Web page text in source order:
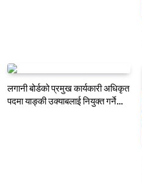
लगानी बोर्डको प्रमुख कार्यकारी अधिकृत
पदमा याङ्की उक्याबलाई नियुक्त गर्ने